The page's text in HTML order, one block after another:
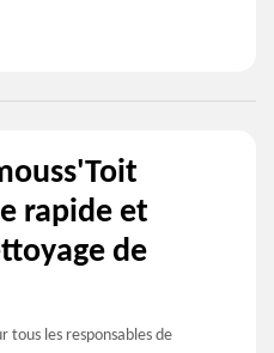
rapide et
de
tous les responsables de